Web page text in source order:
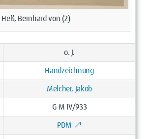
Heß, Bernhard von (2)
o. J.
Handzeichnung
Melcher, Jakob
G M IV/933
PDM